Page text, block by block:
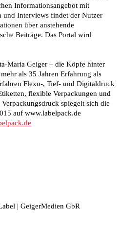
Informationsangebot mit
und Interviews findet der Nutzer
über anstehende
Beiträge. Das Portal wird
Maria Geiger – die Köpfe hinter
als 35 Jahren Erfahrung als
Flexo-, Tief- und Digitaldruck
flexible Verpackungen und
spiegelt sich die
auf www.labelpack.de
| GeigerMedien GbR